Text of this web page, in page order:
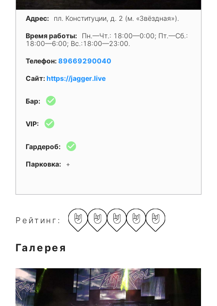
Адрес: пл. Конституции, д. 2 (м. «Звёздная»).
Время работы:
Пн.—Чт.: 18:00—0:00; Пт.—Сб.:
18:00—6:00; Вс.:18:00—23:00.
Телефон:89669290040
Сайт:https://jagger.live
Бар: check_circle
VIP: check_circle
Гардероб: check_circle
Парковка: +
Рейтинг:
Галерея